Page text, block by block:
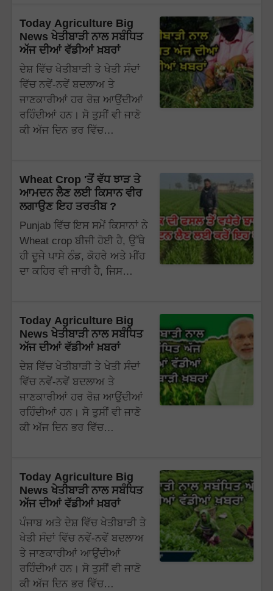
Today Agriculture Big
News ਖੇਤੀਬਾੜੀ ਨਾਲ ਸਬੰਧਿਤ
ਅੱਜ ਦੀਆਂ ਵੱਡੀਆਂ ਖ਼ਬਰਾਂ
ਦੇਸ਼ ਵਿੱਚ ਖੇਤੀਬਾੜੀ ਤੇ ਖੇਤੀ ਸੰਦਾਂ
ਵਿੱਚ ਨਵੇਂ-ਨਵੇਂ ਬਦਲਾਅ ਤੇ
ਜਾਣਕਾਰੀਆਂ ਹਰ ਰੋਜ਼ ਆਉਂਦੀਆਂ
ਰਹਿੰਦੀਆਂ ਹਨ। ਸੋ ਤੁਸੀਂ ਵੀ ਜਾਣੋ
ਕੀ ਅੱਜ ਦਿਨ ਭਰ ਵਿੱਚ…
Wheat Crop 'ਤੋਂ ਵੱਧ ਝਾੜ ਤੇ
ਆਮਦਨ ਲੈਣ ਲਈ ਕਿਸਾਨ ਵੀਰ
ਲਗਾਉਣ ਇਹ ਤਰਤੀਬ ?
Punjab ਵਿੱਚ ਇਸ ਸਮੇਂ ਕਿਸਾਨਾਂ ਨੇ
Wheat crop ਬੀਜੀ ਹੋਈ ਹੈ, ਉੱਥੇ
ਹੀ ਦੂਜੇ ਪਾਸੇ ਠੰਡ, ਕੋਹਰੇ ਅਤੇ ਮੀਂਹ
ਦਾ ਕਹਿਰ ਵੀ ਜਾਰੀ ਹੈ, ਜਿਸ…
Today Agriculture Big
News ਖੇਤੀਬਾੜੀ ਨਾਲ ਸਬੰਧਿਤ
ਅੱਜ ਦੀਆਂ ਵੱਡੀਆਂ ਖ਼ਬਰਾਂ
ਦੇਸ਼ ਵਿੱਚ ਖੇਤੀਬਾੜੀ ਤੇ ਖੇਤੀ ਸੰਦਾਂ
ਵਿੱਚ ਨਵੇਂ-ਨਵੇਂ ਬਦਲਾਅ ਤੇ
ਜਾਣਕਾਰੀਆਂ ਹਰ ਰੋਜ਼ ਆਉਂਦੀਆਂ
ਰਹਿੰਦੀਆਂ ਹਨ। ਸੋ ਤੁਸੀਂ ਵੀ ਜਾਣੋ
ਕੀ ਅੱਜ ਦਿਨ ਭਰ ਵਿੱਚ…
Today Agriculture Big
News ਖੇਤੀਬਾੜੀ ਨਾਲ ਸਬੰਧਿਤ
ਅੱਜ ਦੀਆਂ ਵੱਡੀਆਂ ਖ਼ਬਰਾਂ
ਪੰਜਾਬ ਅਤੇ ਦੇਸ਼ ਵਿੱਚ ਖੇਤੀਬਾੜੀ ਤੇ
ਖੇਤੀ ਸੰਦਾਂ ਵਿੱਚ ਨਵੇਂ-ਨਵੇਂ ਬਦਲਾਅ
ਤੇ ਜਾਣਕਾਰੀਆਂ ਆਉਂਦੀਆਂ
ਰਹਿੰਦੀਆਂ ਹਨ। ਸੋ ਤੁਸੀਂ ਵੀ ਜਾਣੋ
ਕੀ ਅੱਜ ਦਿਨ ਭਰ ਵਿੱਚ…